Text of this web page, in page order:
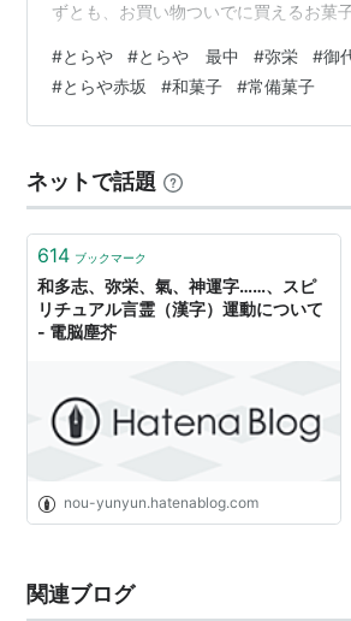
ずとも、お買い物ついでに買えるお菓
んな中、やはり『とらや』さんにだけ
運んでいます。これまで定期的に足を
ありますが、ちょっとしたきっかけで
ったお店が数軒。。。 詳しい理由は控
言えばお菓子そのもののお味ではなく
#とらや #とらや 最中 #弥栄 #御
#とらや赤坂 #和菓子 #常備菓子
ネットで話題
614 ブックマーク
和多志、弥栄、氣、神運字……、スピ
リチュアル言霊（漢字）運動について
- 電脳塵芥
nou-yunyun.hatenablog.com
関連ブログ